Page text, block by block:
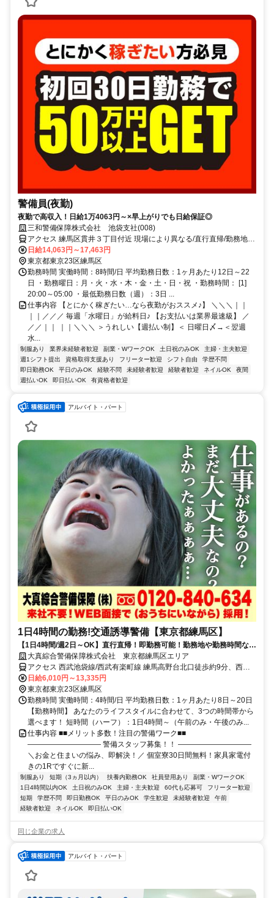
警備員(夜勤)
夜勤で高収入！日給1万4063円～×早上がりでも日給保証◎
三和警備保障株式会社 池袋支社(008)
アクセス 練馬区貫井３丁目付近 現場により異なる/直行直帰/勤務地相
談可 ■電話面接■来社不要■即日勤務
日給14,063円～17,463円
東京都東京23区練馬区
勤務時間 実働時間：8時間/日 平均勤務日数：1ヶ月あたり12日～22
日 ・勤務曜日：月・火・水・木・金・土・日・祝 ・勤務時間： [1]
20:00～05:00 ・最低勤務日数（週）：3日 ...
仕事内容 【とにかく稼ぎたい…なら夜勤がおススメ♪】 ＼＼＼｜｜
｜｜／／／ 毎週「水曜日」が給料日♪ 【お支払いは業界最速級】 ／
／／｜｜ ｜｜＼＼＼ ＞うれしい【週払い制】＜ 日曜日〆→＜翌週
水...
制服あり 業界未経験者歓迎 副業・WワークOK 土日祝のみOK
主婦・主夫歓迎
週1シフト提出
資格取得支援あり フリーター歓迎 シフト自由
学歴不問
即日勤務OK
平日のみOK 経験不問 未経験者歓迎 経験者歓迎 ネイルOK
夜間
週払いOK
即日払いOK 有資格者歓迎
アルバイト・パート
1日4時間の勤務!交通誘導警備【東京都練馬区】
【1日4時間/週2日～OK】直行直帰！即勤務可能！勤務地や勤務時間など
ライフスタイルに合わせて働ける
大真綜合警備保障株式会社 東京都練馬区エリア
アクセス 西武池袋線/西武有楽町線 練馬高野台北口徒歩約9分、西武
池袋線/西武有楽町線 富士見台北口徒歩約16分、都営大江戸線 練馬春
日町A2口徒歩約25分 東京都練馬区エリア(練馬駅、練馬春日町駅、東
武練馬駅)
日給6,010円～13,335円
東京都東京23区練馬区
勤務時間 実働時間：4時間/日 平均勤務日数：1ヶ月あたり8日～20日
【勤務時間】 あなたのライフスタイルに合わせて、3つの時間帯から
選べます！ 短時間（ハーフ）：1日4時間～（午前のみ・午後のみ...
仕事内容 ■■メリット多数！注目の警備ワーク■■
―――――――――― 警備スタッフ募集！！ ――――――――――
＼お金と住まいの悩み、即解決！／ 個室寮30日間無料！家具家電付
きの1Rですぐに新...
制服あり 短期（3ヵ月以内） 扶養内勤務OK 社員登用あり
副業・WワークOK
1日4時間以内OK
土日祝のみOK 主婦・主夫歓迎 60代も応募可
フリーター歓迎
短期
学歴不問 即日勤務OK 平日のみOK 学生歓迎 未経験者歓迎
午前
経験者歓迎
ネイルOK 即日払いOK
同じ企業の求人
アルバイト・パート